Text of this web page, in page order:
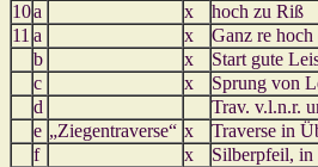
10a x hoch zu Riß
11 a x Ganz re
b
x Start gute
c
x Sprung von
d
Trav. v.l.n.r.
e „Ziegentraverse“ x Traverse in
f
x Silberpfeil, in